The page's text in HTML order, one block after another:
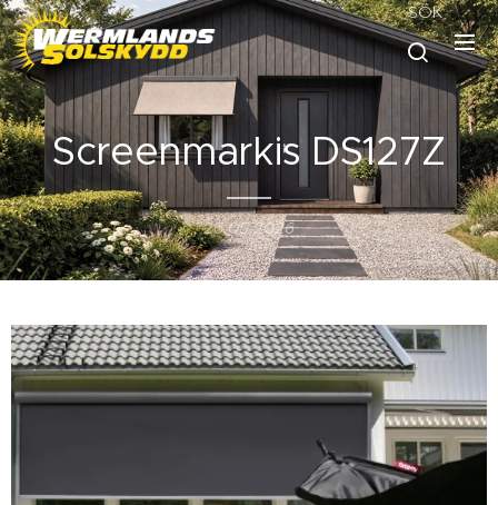
SÖK
Screenmarkis DS127Z
26.05.2026